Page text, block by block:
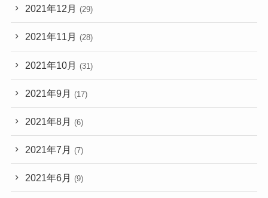
2021年12月 (29)
2021年11月 (28)
2021年10月 (31)
2021年9月 (17)
2021年8月 (6)
2021年7月 (7)
2021年6月 (9)